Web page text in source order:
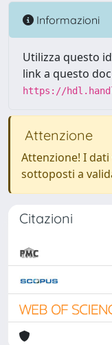
Informazioni
Utilizza questo
link a questo
https://
Attenzione
Attenzione! I
sottoposti a
Citazioni